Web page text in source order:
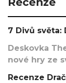
7 Divů světa:
Deskovka
nové hry ze
Recenze